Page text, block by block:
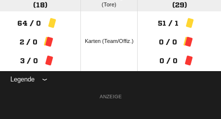
(18)
(Tore)
(29)
64 / 0
2 / 0
3 / 0
Karten (Team/Offiz.)
51 / 1
0 / 0
0 / 0
Legende
ANZEIGE